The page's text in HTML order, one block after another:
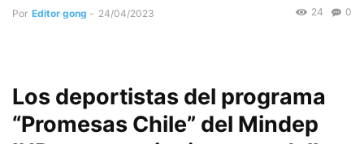
Por Editor gong - 24/04/2023 0
24
Los deportistas del programa
“Promesas Chile” del Mindep